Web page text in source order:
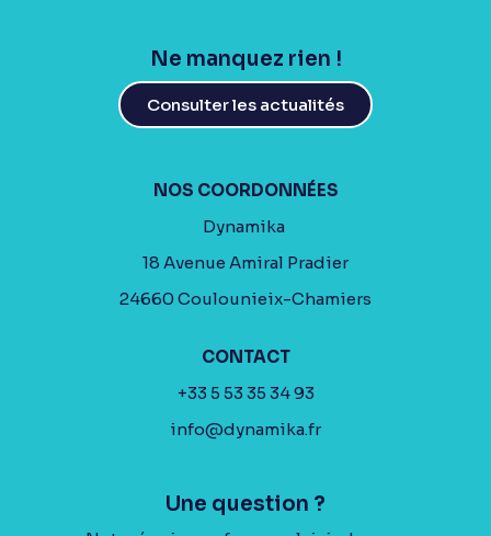
NOS COORDONNÉES
Dynamika
18 Avenue Amiral Pradier
24660 Coulounieix-Chamiers
CONTACT
+33 5 53 35 34 93
info@dynamika.fr
Une question ?
Ne manquez rien !
Consulter les actualités